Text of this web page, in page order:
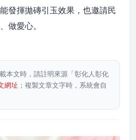
發揮拋磚引玉效果，也邀請民
做愛心。
本文時，請註明來源「彰化人彰化
網址 ；複製文章文字時，系統會自